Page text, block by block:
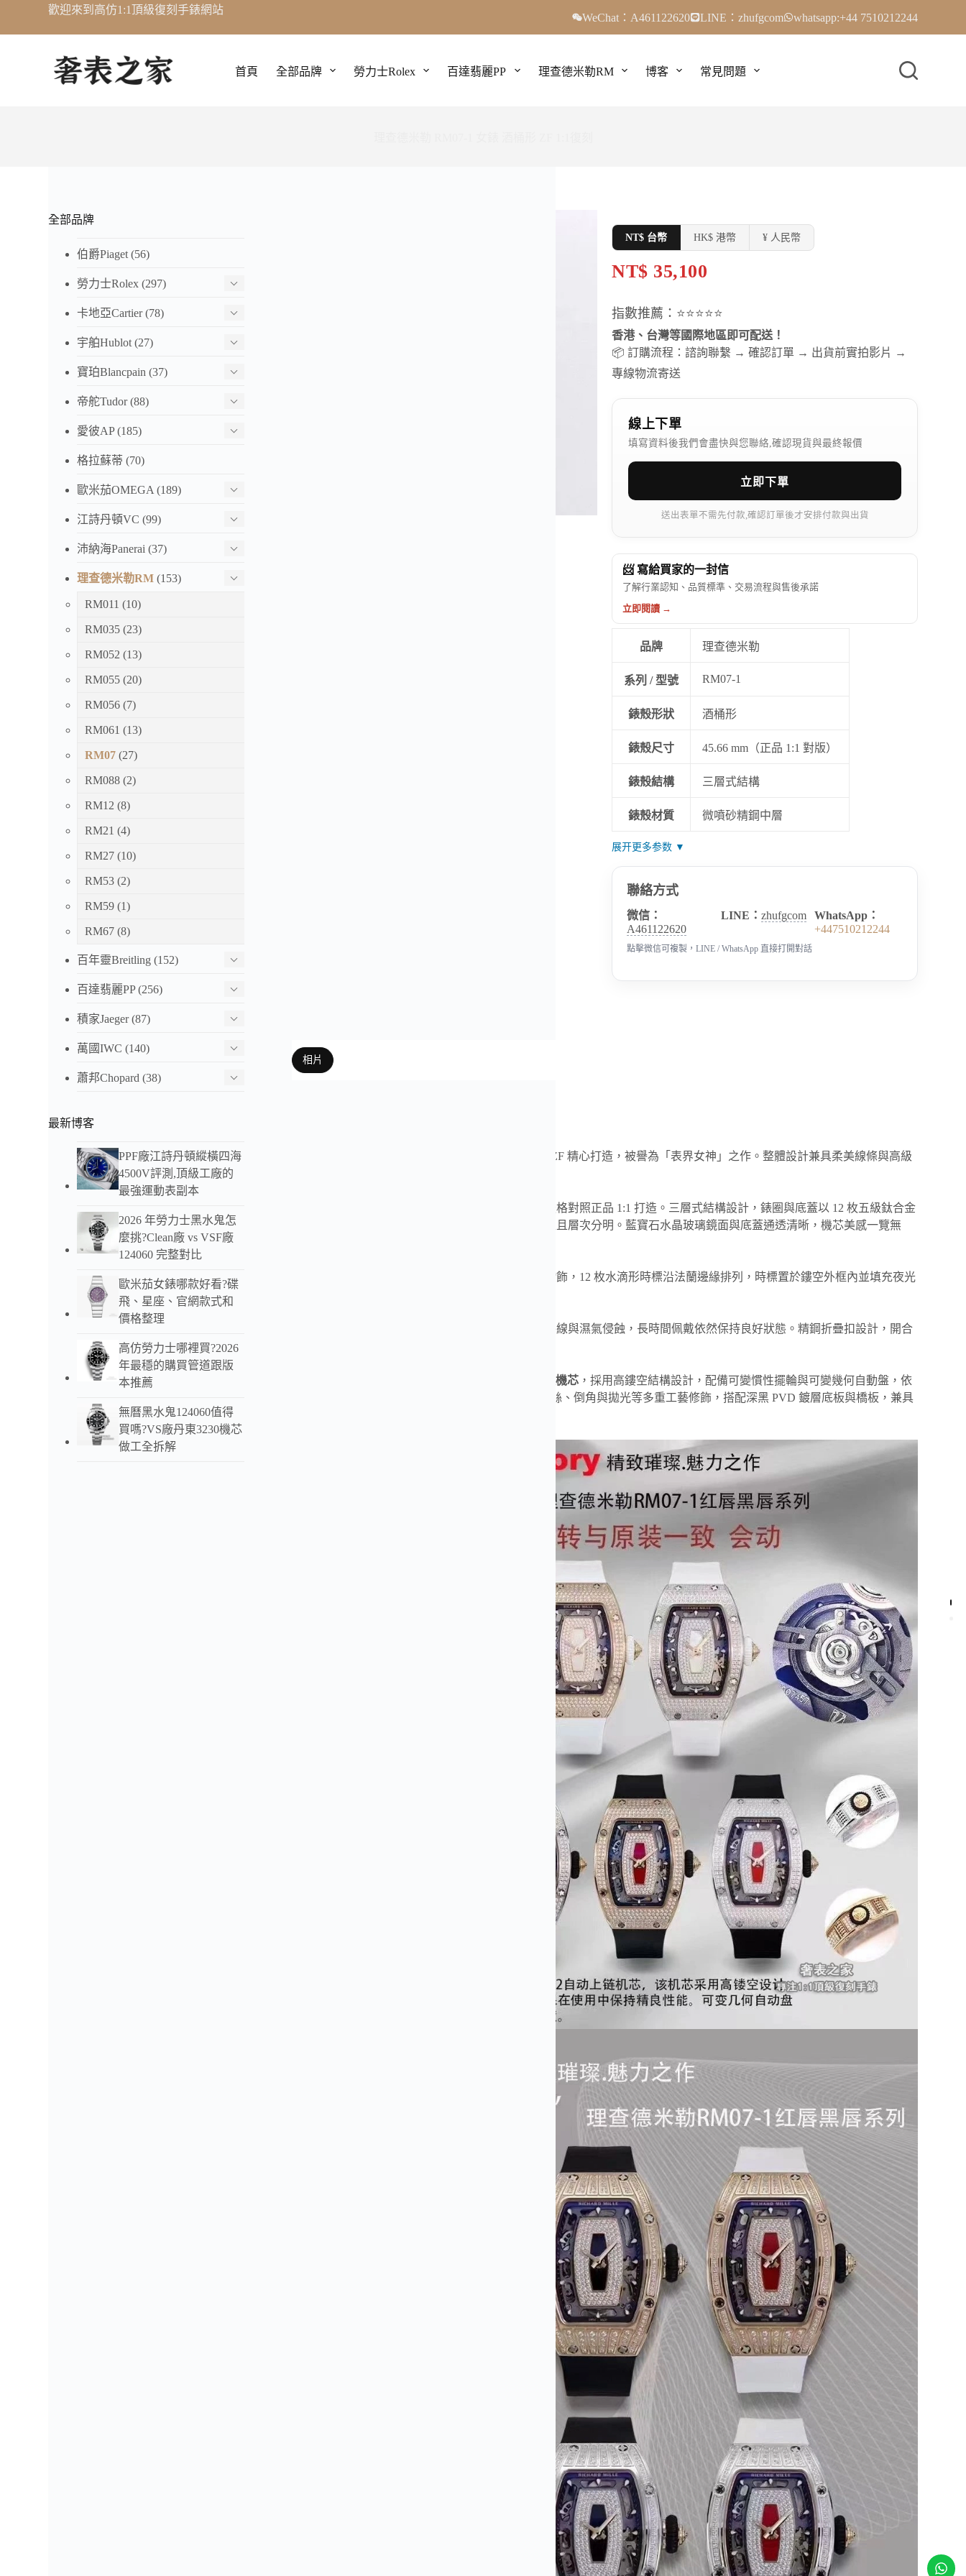
至
歡迎來到高仿1:1頂級復刻手錶網站
WeChat：A461122620 LINE：zhufgcom whatsapp:+44 7510212244
首頁 全部品牌 勞力士Rolex 百達翡麗PP 理查德米勒RM 博客 常見問題
NT$ 台幣 HK$ 港幣 ¥ 人民幣
NT$ 35,100
指數推薦：⭐⭐⭐⭐⭐
香港、台灣等國際地區即可配送！
📦 訂購流程：諮詢聯繫 → 確認訂單 → 出貨前實拍影片 →
專線物流寄送
線上下單
填寫資料後我們會盡快與您聯絡,確認現貨與最終報價
立即下單
送出表單不需先付款,確認訂單後才安排付款與出貨
📨 寫給買家的一封信
了解行業認知、品質標準、交易流程與售後承諾
立即閱讀 →
品牌 理查德米勒
系列 / 型號 RM07-1
錶殼形狀 酒桶形
錶殼尺寸 45.66 mm（正品 1:1 對版）
錶殼結構 三層式結構
錶殼材質 微噴砂精鋼中層
展开更多参数 ▼
聯絡方式
微信：
A461122620
LINE： zhufgcom
WhatsApp：
+447510212244
點擊微信可複製，LINE / WhatsApp 直接打開對話
相片
，由 ZF 精心打造，被譽為「表界女神」之作。整體設計兼具柔美線條與高級
酒桶形錶殼線條流暢，貼合手腕，佩戴舒適，尺寸嚴格對照正品 1:1 打造。三層式結構設計，錶圈與底蓋以 12 枚五級鈦合金
花鍵螺絲固定於微噴砂精鋼中層錶殼之上，結構穩定且層次分明。藍寶石水晶玻璃鏡面與底蓋通透清晰，機芯美感一覽無
錶盤中央採用紅色或黑色瑪瑙裝飾，周圍點綴細緻鑽飾，12 枚水滴形時標沿法蘭邊緣排列，時標置於鏤空外框內並填充夜光
搭配高品質氟橡膠錶帶，柔軟舒適，耐汗水、抗紫外線與濕氣侵蝕，長時間佩戴依然保持良好狀態。精鋼折疊扣設計，開合
ZF 獨家自主研發 CRMA2 自動上鏈機芯，採用高鏤空結構設計，配備可變慣性擺輪與可變幾何自動盤，依
佩戴狀態自動調節轉速，動力儲備約 50 小時。經拉絲、倒角與拋光等多重工藝修飾，搭配深黑 PVD 鍍層底板與橋板，兼具
全部品牌
伯爵Piaget (56)
勞力士Rolex (297)
卡地亞Cartier(78)
宇舶Hublot (27)
寶珀Blancpain (37)
帝舵Tudor(88)
愛彼AP(185)
格拉蘇蒂 (70)
歐米茄OMEGA (189)
江詩丹頓VC (99)
沛納海Panerai (37)
理查德米勒RM (153)
RM011 (10)
RM035 (23)
RM052 (13)
RM055 (20)
RM056 (7)
RM061 (13)
RM07 (27)
RM088 (2)
RM12 (8)
RM21 (4)
RM27 (10)
RM53 (2)
RM59 (1)
RM67 (8)
百年靈Breitling (152)
百達翡麗PP(256)
積家Jaeger(87)
萬國IWC (140)
蕭邦Chopard (38)
最新博客
PPF廠江詩丹頓縱橫四海
4500V評測,頂級工廠的
最強運動表副本
2026 年勞力士黑水鬼怎
麼挑?Clean廠 vs VSF廠
124060 完整對比
歐米茄女錶哪款好看?碟
飛、星座、官網款式和
價格整理
高仿勞力士哪裡買?2026
年最穩的購買管道跟版
本推薦
無曆黑水鬼124060值得
買嗎?VS廠丹東3230機芯
做工全拆解